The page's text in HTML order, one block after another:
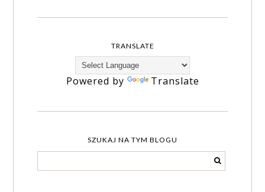
TRANSLATE
Powered by Translate
SZUKAJ NA TYM BLOGU